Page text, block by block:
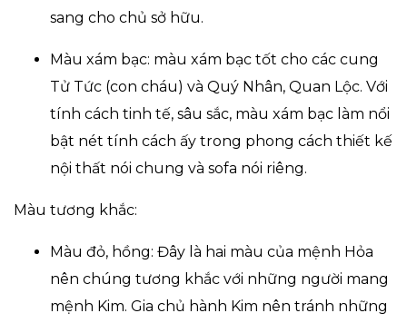
sang cho chủ sở hữu.
Màu xám bạc: màu xám bạc tốt cho các cung
Tử Tức (con cháu) và Quý Nhân, Quan Lộc. Với
tính cách tinh tế, sâu sắc, màu xám bạc làm nổi
bật nét tính cách ấy trong phong cách thiết kế
nội thất nói chung và sofa nói riêng.
Màu tương khắc:
Màu đỏ, hồng: Đây là hai màu của mệnh Hỏa
nên chúng tương khắc với những người mang
mệnh Kim. Gia chủ hành Kim nên tránh những